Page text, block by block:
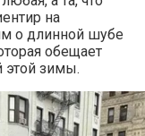
на
о длинной шубе
обещает
этой зимы.